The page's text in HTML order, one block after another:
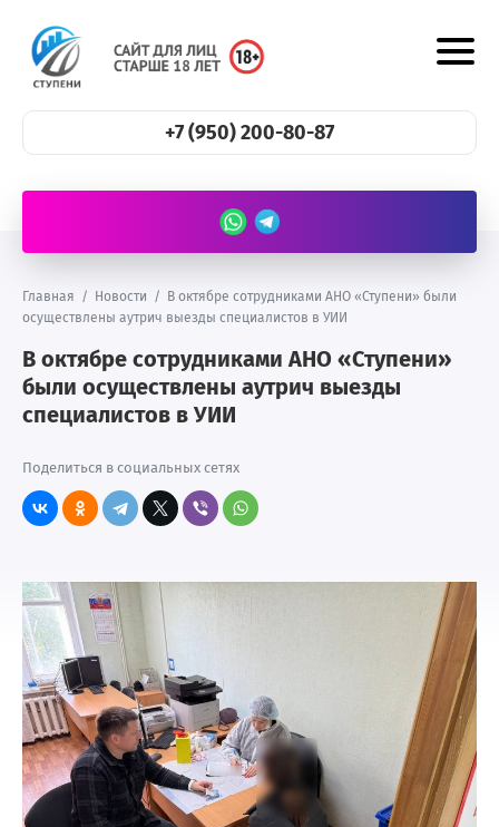
+7 (950) 200-80-87
Главная / Новости /
В октябре сотрудниками АНО «Ступени» были
осуществлены аутрич выезды специалистов в УИИ
В октябре сотрудниками АНО «Ступени»
были осуществлены аутрич выезды
специалистов в УИИ
Поделиться в социальных сетях